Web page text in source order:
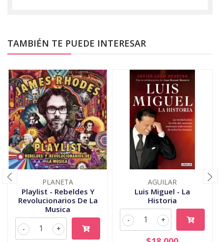
TAMBIÉN TE PUEDE INTERESAR
PLANETA
Playlist - Rebeldes Y
Revolucionarios De La
Musica
+
-
AGUILAR
Luis Miguel - La
Historia
+
-